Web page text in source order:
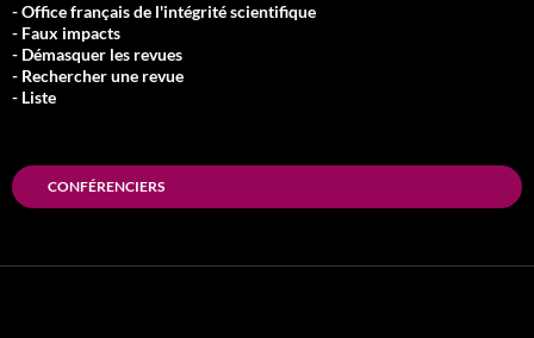
- Office français de l'intégrité scientifique
- Faux impacts
- Démasquer les revues
- Rechercher une revue
- Liste
CONFÉRENCIERS